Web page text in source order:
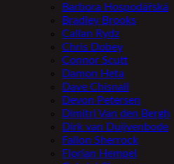
Barbora Hospodářská
Bradley Brooks
Callan Rydz
Chris Dobey
Connor Scutt
Damon Heta
Dave Chisnall
Devon Petersen
Dimitri Van den Bergh
Dirk van Duijvenbode
Fallon Sherrock
Florian Hempel